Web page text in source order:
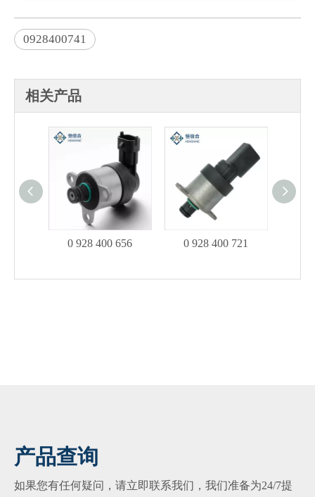
0928400741
相关产品
0 928 400 656 0 928 400 721
产品查询
如果您有任何疑问，请立即联系我们，我们准备为24/7提